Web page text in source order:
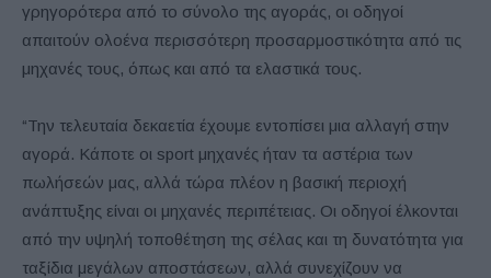
γρηγορότερα από το σύνολο της αγοράς, οι οδηγοί
απαιτούν ολοένα περισσότερη προσαρμοστικότητα από τις
μηχανές τους, όπως και από τα ελαστικά τους.
“Την τελευταία δεκαετία έχουμε εντοπίσει μια αλλαγή στην
αγορά. Κάποτε οι sport μηχανές ήταν τα αστέρια των
πωλήσεών μας, αλλά τώρα πλέον η βασική περιοχή
ανάπτυξης είναι οι μηχανές περιπέτειας. Οι οδηγοί έλκονται
από την υψηλή τοποθέτηση της σέλας και τη δυνατότητα για
ταξίδια μεγάλων αποστάσεων, αλλά συνεχίζουν να